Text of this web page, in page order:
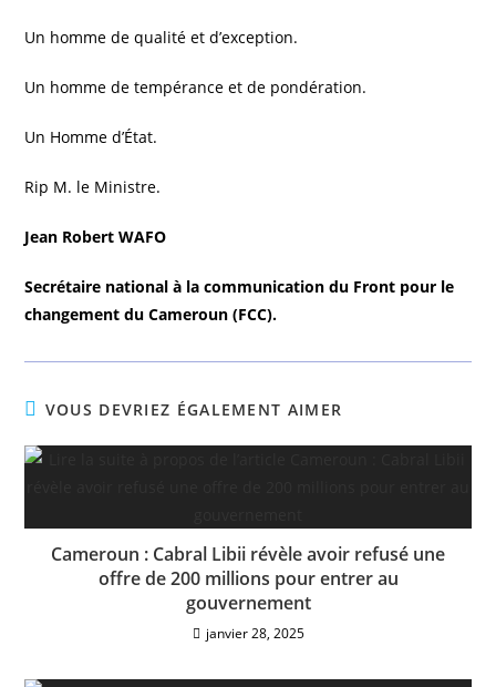
Un homme de qualité et d’exception.
Un homme de tempérance et de pondération.
Un Homme d’État.
Rip M. le Ministre.
Jean Robert WAFO
Secrétaire national à la communication du Front pour le
changement du Cameroun (FCC).
VOUS DEVRIEZ ÉGALEMENT AIMER
Cameroun : Cabral Libii révèle avoir refusé une
offre de 200 millions pour entrer au
gouvernement
janvier 28, 2025